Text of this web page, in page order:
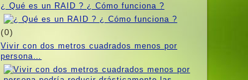
¿ Qué es un RAID ? ¿ Cómo funciona ?
(0)
Vivir con dos metros cuadrados menos por
persona…